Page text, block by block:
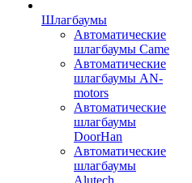
Шлагбаумы
Автоматические
шлагбаумы Came
Автоматические
шлагбаумы AN-
motors
Автоматические
шлагбаумы
DoorHan
Автоматические
шлагбаумы
Alutech